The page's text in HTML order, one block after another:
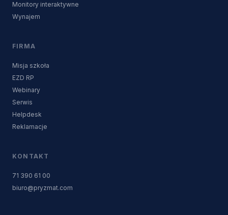
Monitory interaktywne
Wynajem
FIRMA
Misja szkoła
EZD RP
Webinary
Serwis
Helpdesk
Reklamacje
KONTAKT
71 390 61 00
biuro@pryzmat.com